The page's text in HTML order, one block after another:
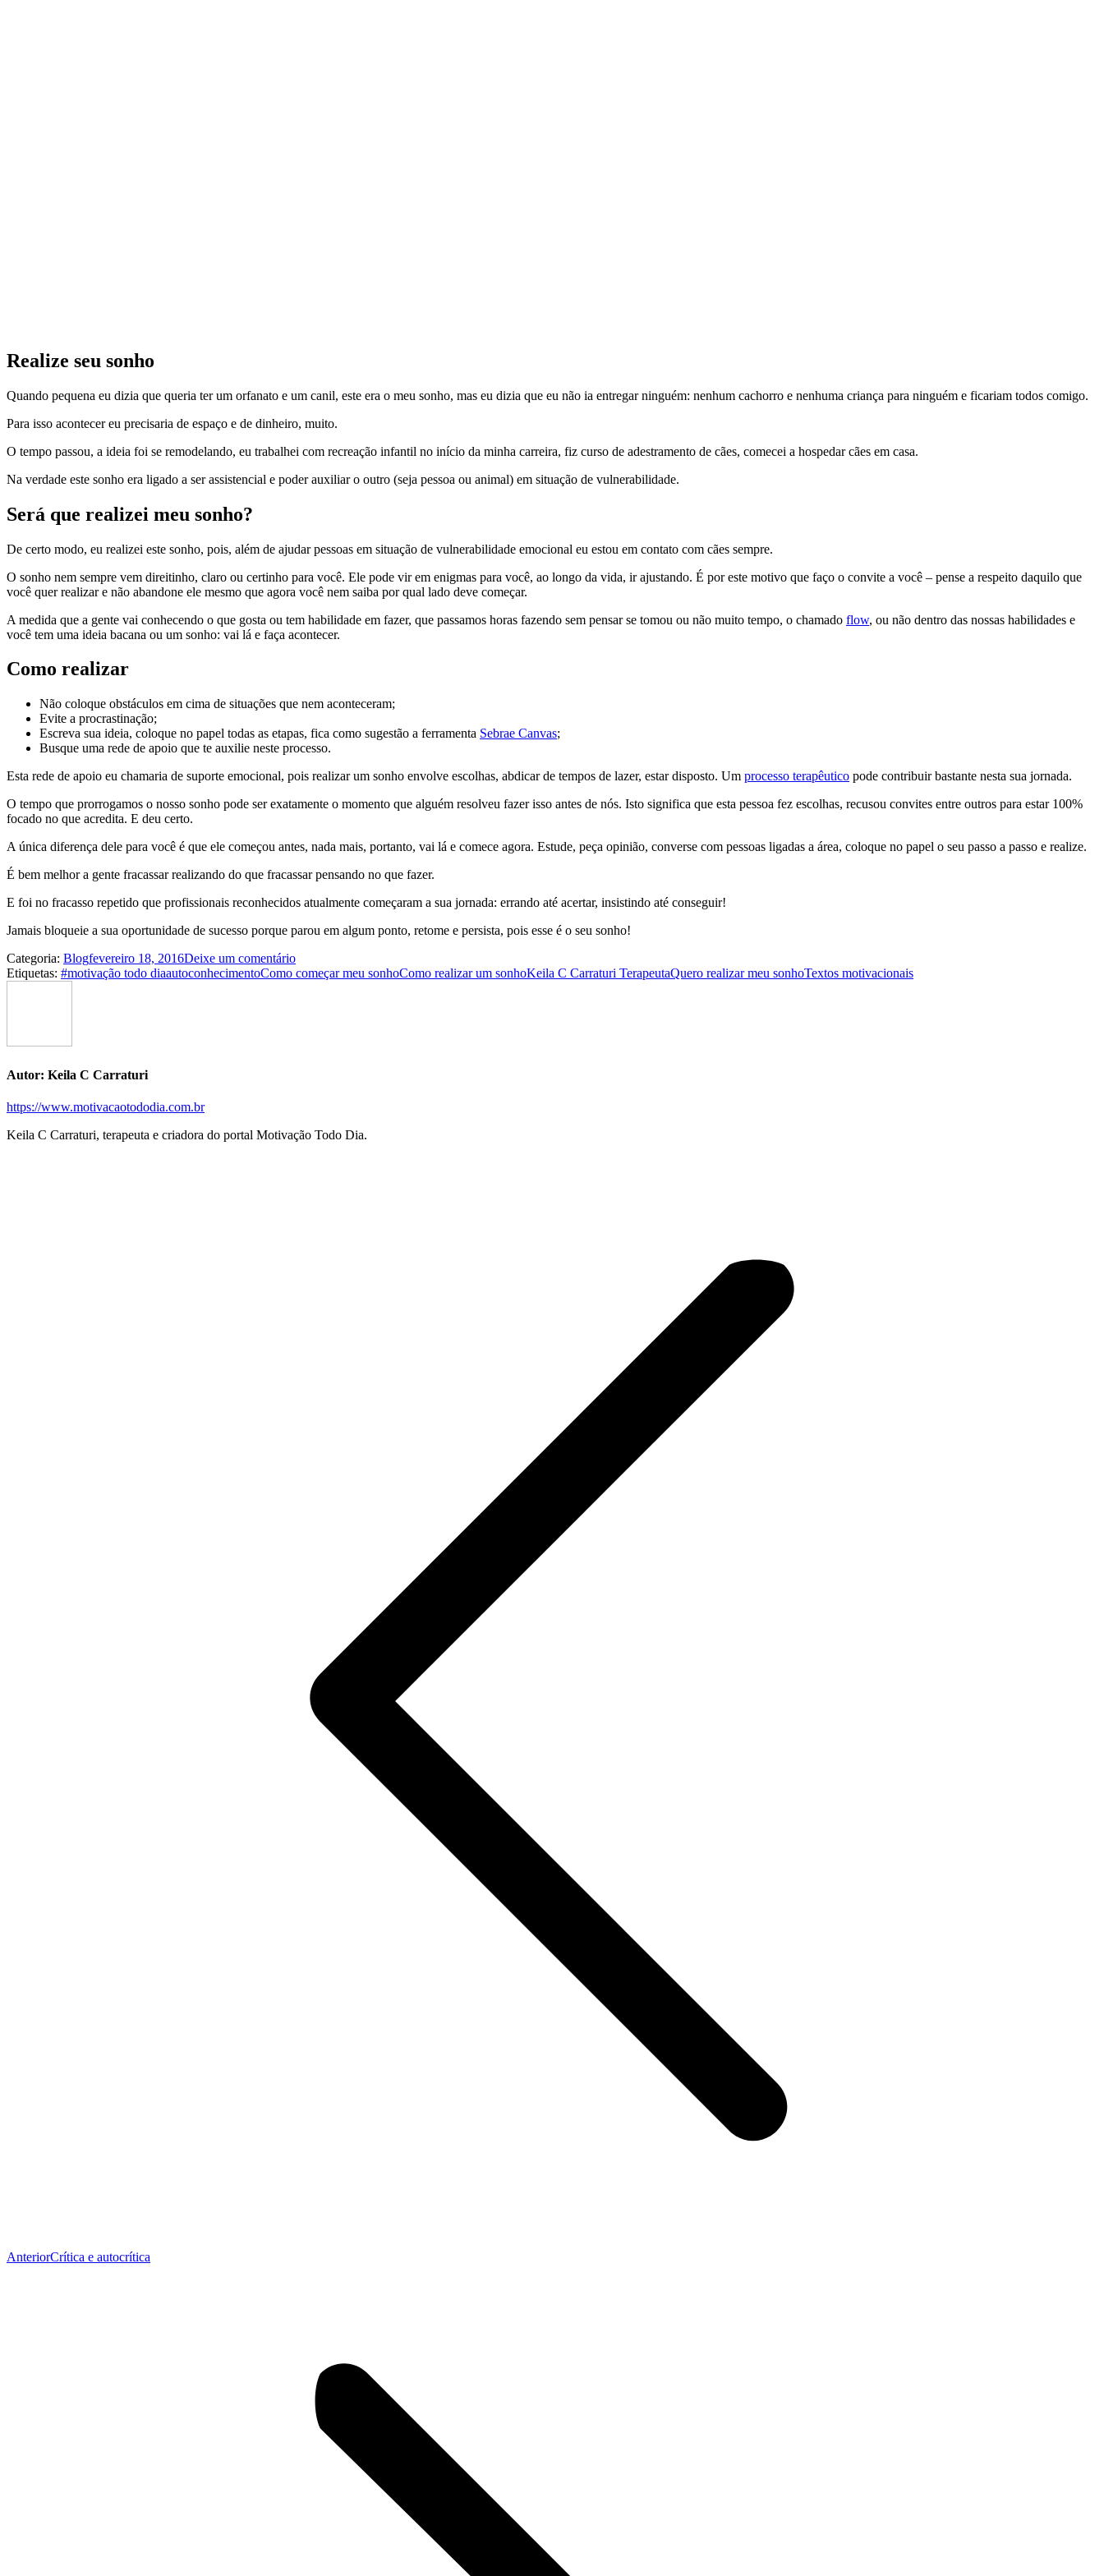
Realize seu sonho
Quando pequena eu dizia que queria ter um orfanato e um canil, este era o meu sonho, mas eu dizia que eu não ia entregar ninguém: nenhum cachorro e nenhuma criança para ninguém e ficariam todos comigo.
Para isso acontecer eu precisaria de espaço e de dinheiro, muito.
O tempo passou, a ideia foi se remodelando, eu trabalhei com recreação infantil no início da minha carreira, fiz curso de adestramento de cães, comecei a hospedar cães em casa.
Na verdade este sonho era ligado a ser assistencial e poder auxiliar o outro (seja pessoa ou animal) em situação de vulnerabilidade.
Será que realizei meu sonho?
De certo modo, eu realizei este sonho, pois, além de ajudar pessoas em situação de vulnerabilidade emocional eu estou em contato com cães sempre.
O sonho nem sempre vem direitinho, claro ou certinho para você. Ele pode vir em enigmas para você, ao longo da vida, ir ajustando. É por este motivo que faço o convite a você – pense a respeito daquilo que
você quer realizar e não abandone ele mesmo que agora você nem saiba por qual lado deve começar.
A medida que a gente vai conhecendo o que gosta ou tem habilidade em fazer, que passamos horas fazendo sem pensar se tomou ou não muito tempo, o chamado flow, ou não dentro das nossas habilidades e
você tem uma ideia bacana ou um sonho: vai lá e faça acontecer.
Como realizar
Não coloque obstáculos em cima de situações que nem aconteceram;
Evite a procrastinação;
Escreva sua ideia, coloque no papel todas as etapas, fica como sugestão a ferramenta Sebrae Canvas;
Busque uma rede de apoio que te auxilie neste processo.
Esta rede de apoio eu chamaria de suporte emocional, pois realizar um sonho envolve escolhas, abdicar de tempos de lazer, estar disposto. Um processo terapêutico pode contribuir bastante nesta sua jornada.
O tempo que prorrogamos o nosso sonho pode ser exatamente o momento que alguém resolveu fazer isso antes de nós. Isto significa que esta pessoa fez escolhas, recusou convites entre outros para estar 100%
focado no que acredita. E deu certo.
A única diferença dele para você é que ele começou antes, nada mais, portanto, vai lá e comece agora. Estude, peça opinião, converse com pessoas ligadas a área, coloque no papel o seu passo a passo e realize.
É bem melhor a gente fracassar realizando do que fracassar pensando no que fazer.
E foi no fracasso repetido que profissionais reconhecidos atualmente começaram a sua jornada: errando até acertar, insistindo até conseguir!
Jamais bloqueie a sua oportunidade de sucesso porque parou em algum ponto, retome e persista, pois esse é o seu sonho!
Categoria: Blogfevereiro 18, 2016Deixe um comentário
Etiquetas: #motivação todo diaautoconhecimentoComo começar meu sonhoComo realizar um sonhoKeila C Carraturi TerapeutaQuero realizar meu sonhoTextos motivacionais
Autor: Keila C Carraturi
https://www.motivacaotododia.com.br
Keila C Carraturi, terapeuta e criadora do portal Motivação Todo Dia.
AnteriorPublicação
Crítica e autocrítica